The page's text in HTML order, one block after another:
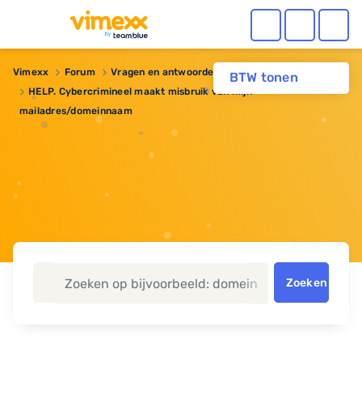
BTW tonen
Vimexx Forum Vragen en antwoorden
Domeinnaam
HELP. Cybercrimineel maakt misbruik van mijn
mailadres/domeinnaam
Zoeken